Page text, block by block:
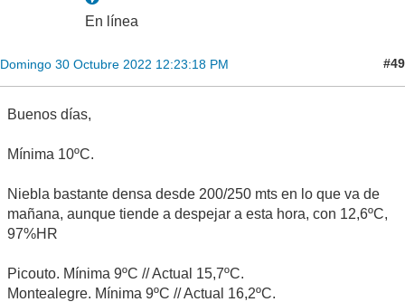
En línea
Domingo 30 Octubre 2022 12:23:18 PM #49
Buenos días,
Mínima 10ºC.
Niebla bastante densa desde 200/250 mts en lo que va de
mañana, aunque tiende a despejar a esta hora, con 12,6ºC,
97%HR
Picouto. Mínima 9ºC // Actual 15,7ºC.
Montealegre. Mínima 9ºC // Actual 16,2ºC.